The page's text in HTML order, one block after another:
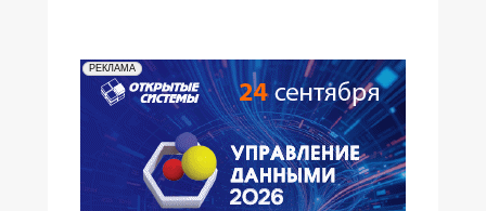
РЕКЛАМА